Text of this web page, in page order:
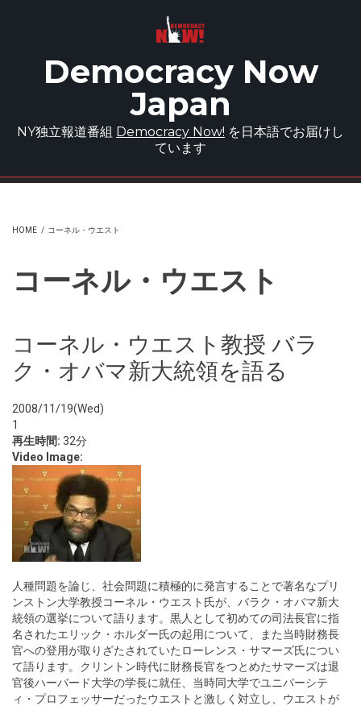
Democracy Now
Japan
NY独立報道番組 Democracy Now! を日本語でお届けし
ています
HOME / コーネル・ウエスト
コーネル・ウエスト
コーネル・ウエスト教授 バラ
ク・オバマ新大統領を語る
2008/11/19(Wed)
1
再生時間: 32分
Video Image:
人種問題を論じ、社会問題に積極的に発言することで著名なプリ
ンストン大学教授コーネル・ウエスト氏が、バラク・オバマ新大
統領の選挙について語ります。黒人として初めての司法長官に指
名されたエリック・ホルダー氏の起用について、また当時財務長
官への登用が取りざたされていたローレンス・サマーズ氏につい
て語ります。クリントン時代に財務長官をつとめたサマーズは退
官後ハーバード大学の学長に就任、当時同大学でユニバーシテ
ィ・プロフェッサーだったウエストと激しく対立し、ウエストが